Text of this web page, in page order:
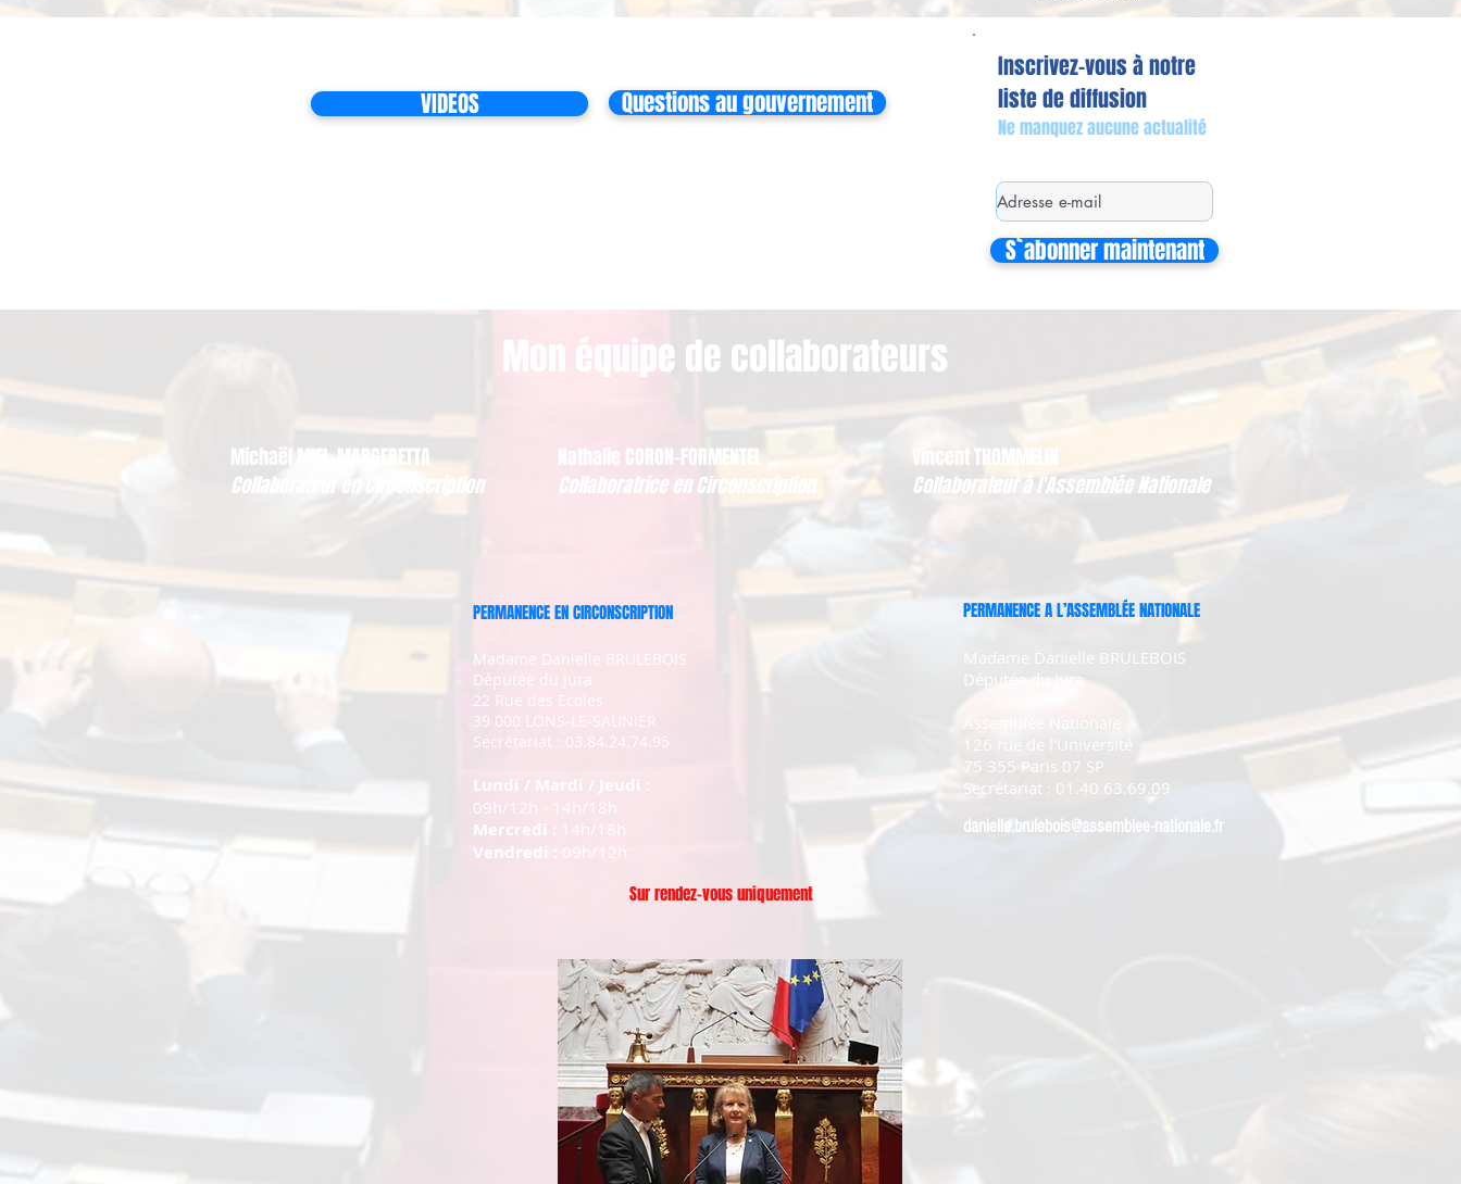
VIDEOS Questions au gouvernement
Inscrivez-vous à notre
liste de diffusion
Ne manquez aucune actualité
S`abonner maintenant
Mon équipe de collaborateurs
Michaël MIEL-MARGERETTA
Collaborateur en Circonscription
Vincent THOMMELIN
Collaborateur à l'Assemblée Nationale
Nathalie CORON-FORMENTEL
Collaboratrice en Circonscription
PERMANENCE EN CIRCONSCRIPTION
Madame Danielle BRULEBOIS
Députée du Jura
22 Rue des Ecoles
39 000 LONS-LE-SAUNIER
Secrétariat : 03.84.24.74.95
Lundi / Mardi / Jeudi :
09h/12h - 14h/18h
Mercredi : 14h/18h
Vendredi : 09h/12h
PERMANENCE A L’ASSEMBLÉE NATIONALE
Madame Danielle BRULEBOIS
Députée du Jura
126 rue de l'Université
75 355 Paris 07 SP
Secrétariat : 01.40.63.69.09
danielle.brulebois@assemblee-nationale.fr
Sur rendez-vous uniquement